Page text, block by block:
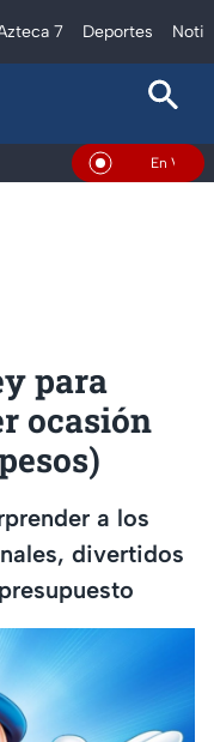
7 Deportes
En Vivo
para
ocasión
a los
divertidos